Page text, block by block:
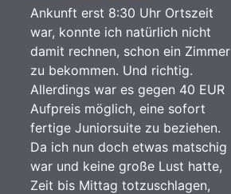
Ankunft erst 8:30 Uhr Ortszeit
war, konnte ich natürlich nicht
damit rechnen, schon ein Zimmer
zu bekommen. Und richtig.
Allerdings war es gegen 40 EUR
Aufpreis möglich, eine sofort
fertige Juniorsuite zu beziehen.
Da ich nun doch etwas matschig
war und keine große Lust hatte,
Zeit bis Mittag totzuschlagen,